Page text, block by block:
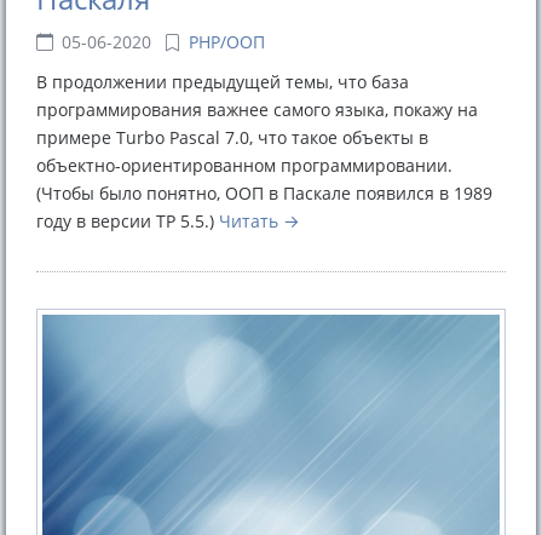
05-06-2020
PHP/ООП
В продолжении предыдущей темы, что база
программирования важнее самого языка, покажу на
примере Turbo Pascal 7.0, что такое объекты в
объектно-ориентированном программировании.
(Чтобы было понятно, ООП в Паскале появился в 1989
году в версии TP 5.5.) Читать